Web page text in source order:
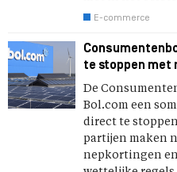
E-commerce
te stoppen met
De
Bol.com een
direct te
partijen maken
nepkortingen